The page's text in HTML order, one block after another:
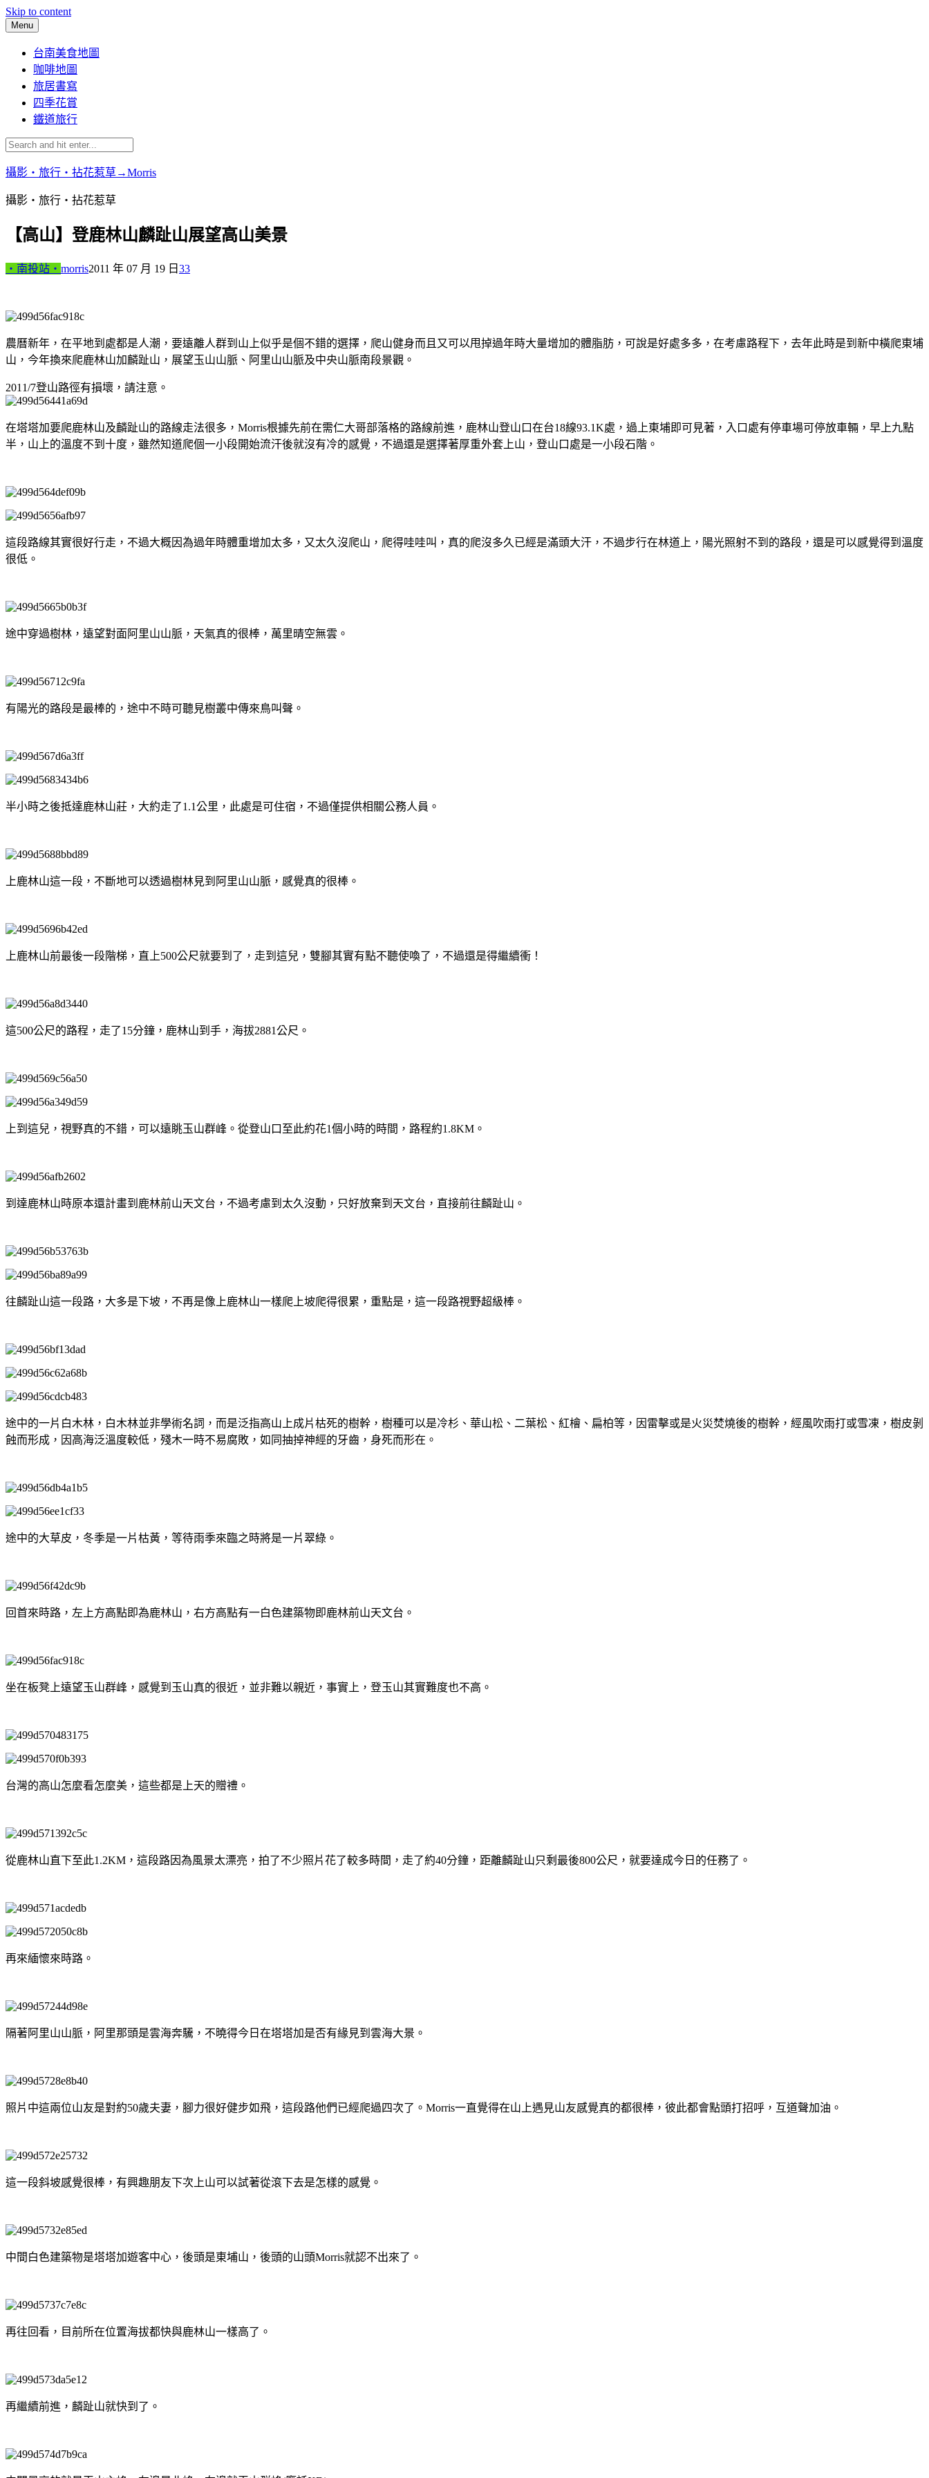
Skip to content
Menu
台南美食地圖
咖啡地圖
旅居書寫
四季花賞
鐵道旅行
攝影‧旅行‧拈花惹草→Morris
攝影‧旅行‧拈花惹草
【高山】登鹿林山麟趾山展望高山美景
‧南投站‧ morris2011 年 07 月 19 日 33
農曆新年，在平地到處都是人潮，要遠離人群到山上似乎是個不錯的選擇，爬山健身而且又可以甩掉過年時大量增加的體脂肪，可說是好處多多，在考慮路程下，去年此時是到新中橫爬東埔
山，今年換來爬鹿林山加麟趾山，展望玉山山脈、阿里山山脈及中央山脈南段景觀。
2011/7登山路徑有損壞，請注意。
在塔塔加要爬鹿林山及麟趾山的路線走法很多，Morris根據先前在需仁大哥部落格的路線前進，鹿林山登山口在台18線93.1K處，過上東埔即可見著，入口處有停車場可停放車輛，早上九點
半，山上的溫度不到十度，雖然知道爬個一小段開始流汗後就沒有冷的感覺，不過還是選擇著厚重外套上山，登山口處是一小段石階。
這段路線其實很好行走，不過大概因為過年時體重增加太多，又太久沒爬山，爬得哇哇叫，真的爬沒多久已經是滿頭大汗，不過步行在林道上，陽光照射不到的路段，還是可以感覺得到溫度
很低。
途中穿過樹林，遠望對面阿里山山脈，天氣真的很棒，萬里晴空無雲。
有陽光的路段是最棒的，途中不時可聽見樹叢中傳來鳥叫聲。
半小時之後抵達鹿林山莊，大約走了1.1公里，此處是可住宿，不過僅提供相關公務人員。
上鹿林山這一段，不斷地可以透過樹林見到阿里山山脈，感覺真的很棒。
上鹿林山前最後一段階梯，直上500公尺就要到了，走到這兒，雙腳其實有點不聽使喚了，不過還是得繼續衝！
這500公尺的路程，走了15分鐘，鹿林山到手，海拔2881公尺。
上到這兒，視野真的不錯，可以遠眺玉山群峰。從登山口至此約花1個小時的時間，路程約1.8KM。
到達鹿林山時原本還計畫到鹿林前山天文台，不過考慮到太久沒動，只好放棄到天文台，直接前往麟趾山。
往麟趾山這一段路，大多是下坡，不再是像上鹿林山一樣爬上坡爬得很累，重點是，這一段路視野超級棒。
途中的一片白木林，白木林並非學術名詞，而是泛指高山上成片枯死的樹幹，樹種可以是冷杉、華山松、二葉松、紅檜、扁柏等，因雷擊或是火災焚燒後的樹幹，經風吹雨打或雪凍，樹皮剝
蝕而形成，因高海泛溫度較低，殘木一時不易腐敗，如同抽掉神經的牙齒，身死而形在。
途中的大草皮，冬季是一片枯黃，等待雨季來臨之時將是一片翠綠。
回首來時路，左上方高點即為鹿林山，右方高點有一白色建築物即鹿林前山天文台。
坐在板凳上遠望玉山群峰，感覺到玉山真的很近，並非難以親近，事實上，登玉山其實難度也不高。
台灣的高山怎麼看怎麼美，這些都是上天的贈禮。
從鹿林山直下至此1.2KM，這段路因為風景太漂亮，拍了不少照片花了較多時間，走了約40分鐘，距離麟趾山只剩最後800公尺，就要達成今日的任務了。
再來緬懷來時路。
隔著阿里山山脈，阿里那頭是雲海奔驣，不曉得今日在塔塔加是否有緣見到雲海大景。
照片中這兩位山友是對約50歲夫妻，腳力很好健步如飛，這段路他們已經爬過四次了。Morris一直覺得在山上遇見山友感覺真的都很棒，彼此都會點頭打招呼，互道聲加油。
這一段斜坡感覺很棒，有興趣朋友下次上山可以試著從滾下去是怎樣的感覺。
中間白色建築物是塔塔加遊客中心，後頭是東埔山，後頭的山頭Morris就認不出來了。
再往回看，目前所在位置海拔都快與鹿林山一樣高了。
再繼續前進，麟趾山就快到了。